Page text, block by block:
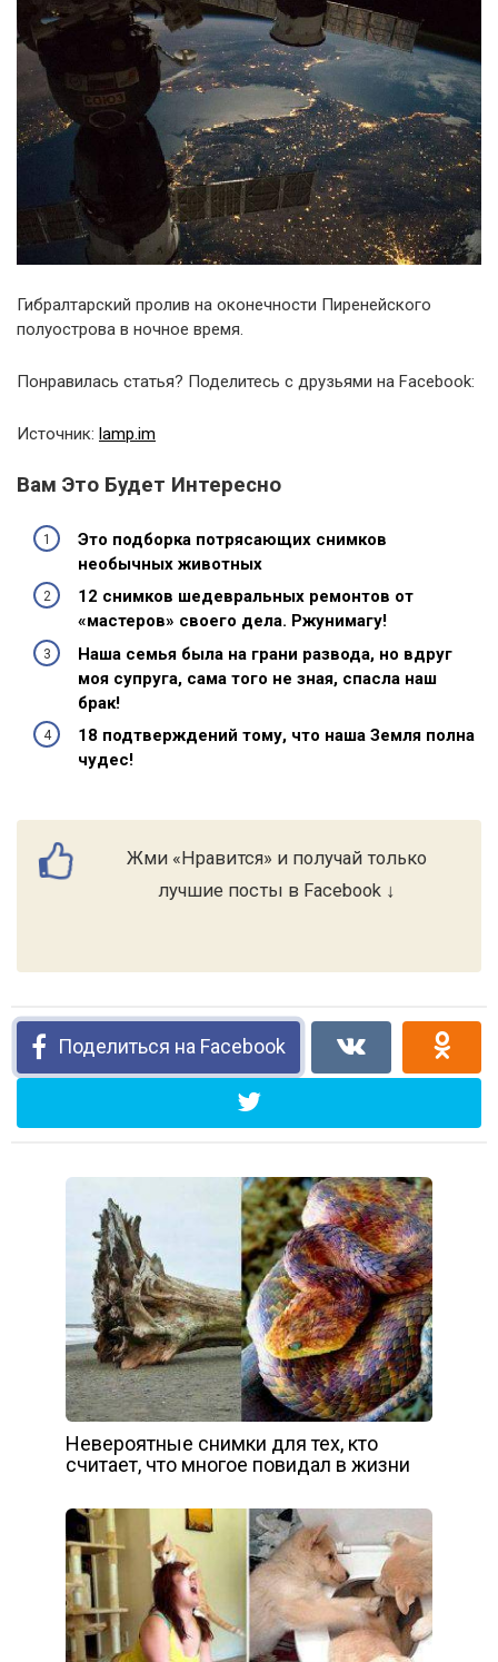
Гибралтарский пролив на оконечности Пиренейского
полуострова в ночное время.
Понравилась статья? Поделитесь с друзьями на Facebook:
Источник: lamp.im
Вам Это Будет Интересно
Это подборка потрясающих снимков
необычных животных
12 снимков шедевральных ремонтов от
«мастеров» своего дела. Ржунимагу!
Наша семья была на грани развода, но вдруг
моя супруга, сама того не зная, спасла наш
брак!
18 подтверждений тому, что наша Земля полна
чудес!
Жми «Нравится» и получай только
лучшие посты в Facebook ↓
Поделиться на Facebook
Невероятные снимки для тех, кто
считает, что многое повидал в жизни